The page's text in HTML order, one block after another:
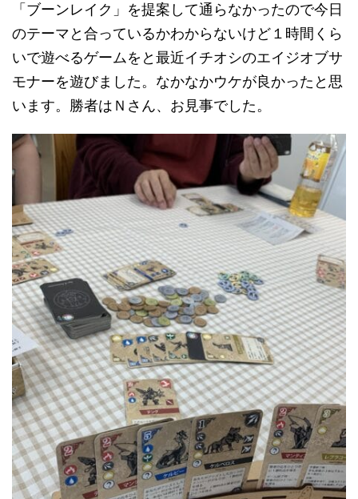
「ブーンレイク」を提案して通らなかったので今日
のテーマと合っているかわからないけど１時間くら
いで遊べるゲームをと最近イチオシのエイジオブサ
モナーを遊びました。なかなかウケが良かったと思
います。勝者はＮさん、お見事でした。